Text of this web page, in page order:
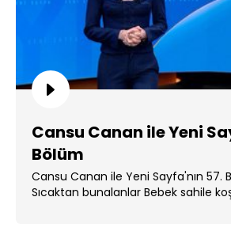
Cansu Canan ile Yeni
Bölüm
Cansu Canan ile Yeni Sayfa'nın 57.
Sıcaktan bunalanlar Bebek sahile